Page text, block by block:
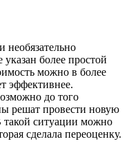
необязательно
указан более простой
можно в более
эффективнее.
до того
решат провести новую
такой ситуации можно
сделала переоценку.